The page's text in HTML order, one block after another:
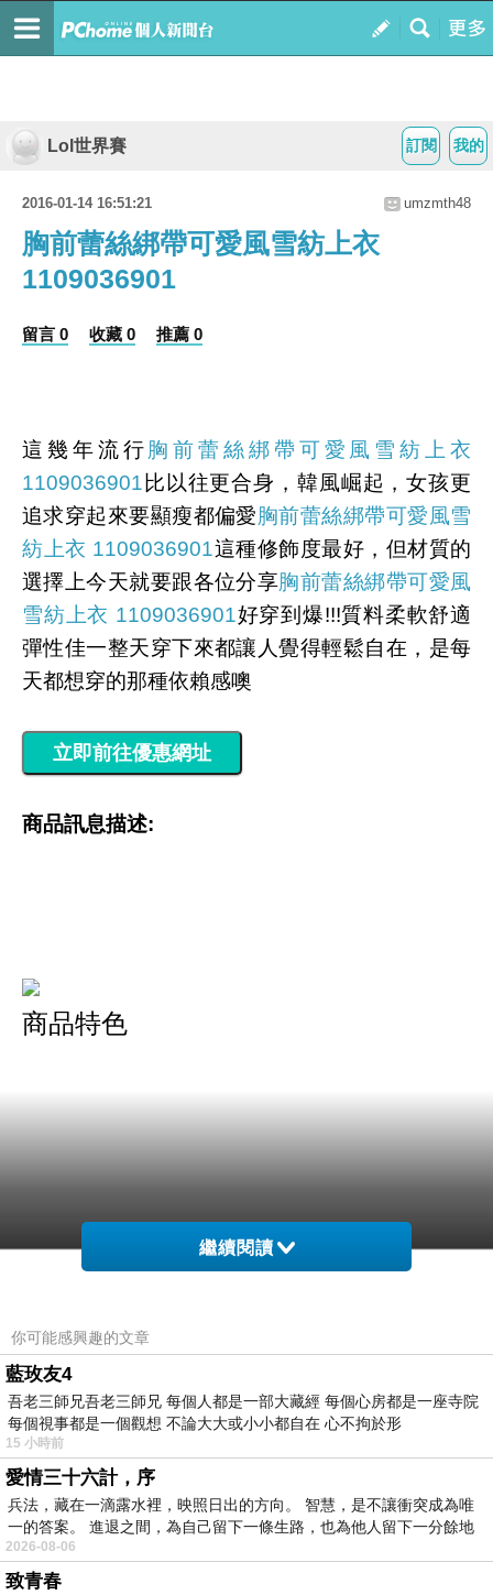
我的
訂閱
Lol世界賽
2016-01-14 16:51:21 umzmth48
胸前蕾絲綁帶可愛風雪紡上衣
1109036901
留言 0 收藏 0 推薦 0
這幾年流行 胸前蕾絲綁帶可愛風雪紡上衣
1109036901 比以往更合身，韓風崛起，女孩更
追求穿起來要顯瘦都偏愛 胸前蕾絲綁帶可愛風雪
紡上衣 1109036901這種修飾度最好，但材質的
選擇上今天就要跟各位分享胸前蕾絲綁帶可愛風
雪紡上衣 1109036901好穿到爆!!!質料柔軟舒適
彈性佳一整天穿下來都讓人覺得輕鬆自在，是每
天都想穿的那種依賴感噢
商品訊息描述:
商品特色
細緻唯美蕾絲無肩線設計，柔軟雪紡材質
搭配小短褲露出修長美腿，在秋季盡情展現自己
的迷人魅力
繼續閱讀
你可能感興趣的文章
藍玫友4
吾老三師兄吾老三師兄 每個人都是一部大藏經 每個心房都是一座寺院
每個視事都是一個觀想 不論大大或小小都自在 心不拘於形
15 小時前
愛情三十六計，序
兵法，藏在一滴露水裡，映照日出的方向。 智慧，是不讓衝突成為唯
一的答案。 進退之間，為自己留下一條生路，也為他人留下一分餘地
2026-08-06
致青春